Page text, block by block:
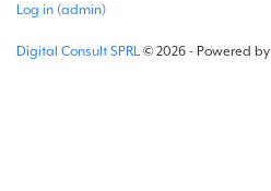
Log in (admin)
Digital Consult SPRL © 2026 - Powered by